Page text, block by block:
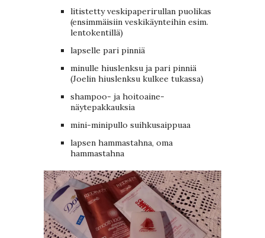
litistetty veskipaperirullan puolikas
(ensimmäisiin veskikäynteihin esim.
lentokentillä)
lapselle pari pinniä
minulle hiuslenksu ja pari pinniä
(Joelin hiuslenksu kulkee tukassa)
shampoo- ja hoitoaine-
näytepakkauksia
mini-minipullo suihkusaippuaa
lapsen hammastahna, oma
hammastahna